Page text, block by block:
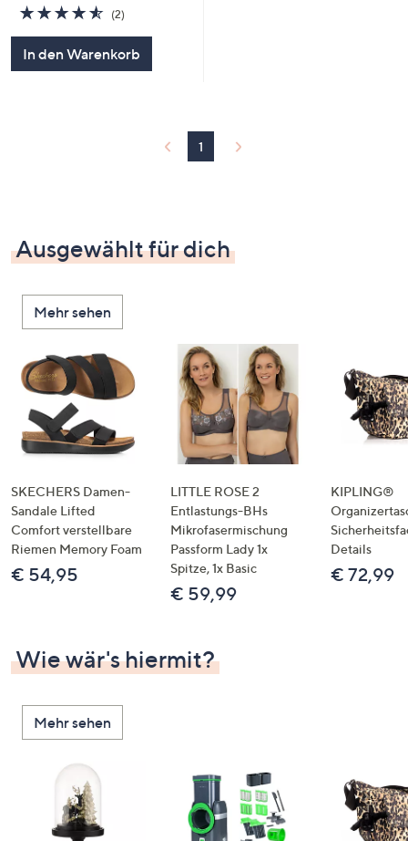
4.5
von
(2)2
In den Warenkorb
1
Ausgewählt für dich
Mehr sehen
SKECHERS Damen-
Sandale Lifted
Comfort verstellbare
Riemen Memory Foam
€ 54,95
LITTLE ROSE 2
Entlastungs-BHs
Mikrofasermischung
Passform Lady 1x
Spitze, 1x Basic
€ 59,99
KIPLING®
Details
€ 72,99
Wie wär's hiermit?
Mehr sehen